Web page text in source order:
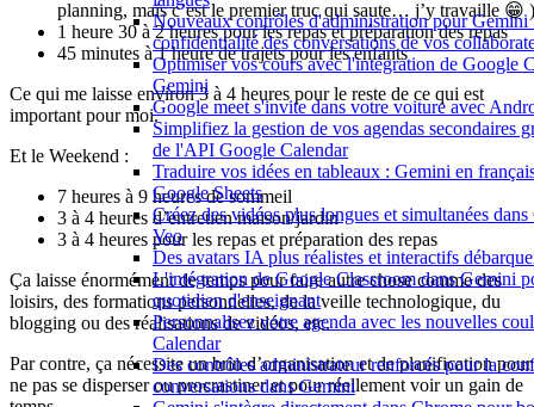
Nouveaux contrôles d'administration pour Gemini
confidentialité des conversations de vos
Optimiser vos cours avec l'intégration de Google
Gemini
Google meet s'invite dans votre voiture avec
Simplifiez la gestion de vos agendas secondaires
de l'API Google Calendar
Traduire vos idées en tableaux : Gemini en
Google Sheets
Créez des vidéos plus longues et simultanées
Veo
Des avatars IA plus réalistes et interactifs
L'intégration de Google Classroom dans Gemini
quotidien d'enseignant
Personnalisez votre agenda avec les nouvelles
Calendar
Des contrôles administrateur renforcés pour la
conversations dans Gemini
planning, mais c’est le premier truc qui saute… j’y travaille 😁 )
1 heure 30 à 2 heures pour les repas et préparation des repas
45 minutes à 1 heure de trajets pour les enfants
Ce qui me laisse environ 3 à 4 heures pour le reste de ce qui est
important pour moi.
Et le Weekend :
7 heures à 9 heures de sommeil
3 à 4 heures d’entretien maison/jardin
3 à 4 heures pour les repas et préparation des repas
Ça laisse énormément de temps pour faire autre chose comme des
loisirs, des formations personnelles, de la veille technologique, du
blogging ou des réalisations de vidéos, etc.
Par contre, ça nécessite un brin d’organisation et de planification pour
ne pas se disperser ou procrastiner et pour réellement voir un gain de